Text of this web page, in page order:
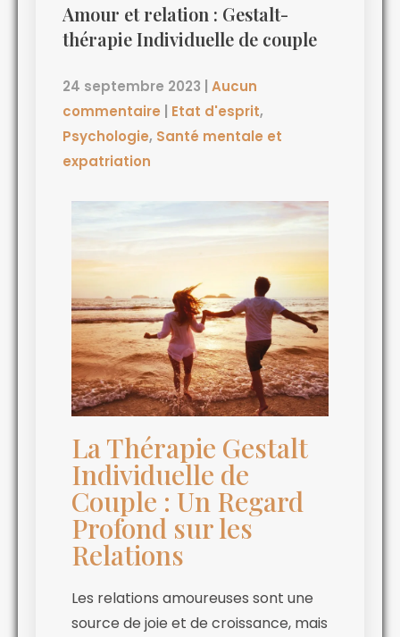
Amour et relation : Gestalt-
thérapie Individuelle de couple
24 septembre 2023
Aucun
commentaire
Etat d'esprit,
Psychologie, Santé mentale et
expatriation
La Thérapie Gestalt
Individuelle de
Couple : Un Regard
Profond sur les
Relations
Les relations amoureuses sont une
source de joie et de croissance, mais